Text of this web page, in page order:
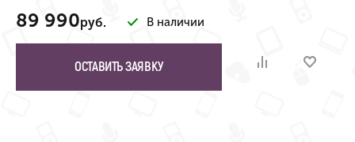
89 990руб. В наличии
ОСТАВИТЬ ЗАЯВКУ